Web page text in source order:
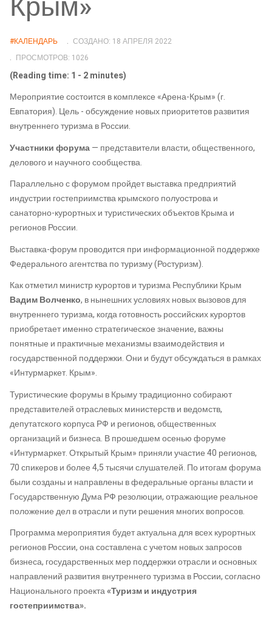
#КАЛЕНДАРЬ
СОЗДАНО: 18 АПРЕЛЯ 2022
ПРОСМОТРОВ: 1026
(Reading time: 1 - 2 minutes)
Мероприятие состоится в комплексе «Арена-Крым» (г.
Евпатория). Цель - обсуждение новых приоритетов развития
внутреннего туризма в России.
Участники форума— представители власти, общественного,
делового и научного сообщества.
Параллельно с форумом пройдет выставка предприятий
индустрии гостеприимства крымского полуострова и
санаторно-курортных и туристических объектов Крыма и
регионов России.
Выставка-форум проводится при информационной поддержке
Федерального агентства по туризму (Ростуризм).
Как отметил министр курортов и туризма Республики Крым
Вадим Волченко, в нынешних условиях новых вызовов для
внутреннего туризма, когда готовность российских курортов
приобретает именно стратегическое значение, важны
понятные и практичные механизмы взаимодействия и
государственной поддержки. Они и будут обсуждаться в рамках
«Интурмаркет. Крым».
Туристические форумы в Крыму традиционно собирают
представителей отраслевых министерств и ведомств,
депутатского корпуса РФ и регионов, общественных
организаций и бизнеса. В прошедшем осенью форуме
«Интурмаркет. Открытый Крым» приняли участие 40 регионов,
70 спикеров и более 4,5 тысячи слушателей. По итогам форума
были созданы и направлены в федеральные органы власти и
Государственную Дума РФ резолюции, отражающие реальное
положение дел в отрасли и пути решения многих вопросов.
Программа мероприятия будет актуальна для всех курортных
регионов России, она составлена с учетом новых запросов
бизнеса, государственных мер поддержки отрасли и основных
направлений развития внутреннего туризма в России, согласно
Национального проекта«Туризм и индустрия
гостеприимства».